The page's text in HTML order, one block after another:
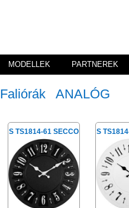
MODELLEK PARTNEREK
Faliórák ANALÓG
S TS1814-61 SECCO S